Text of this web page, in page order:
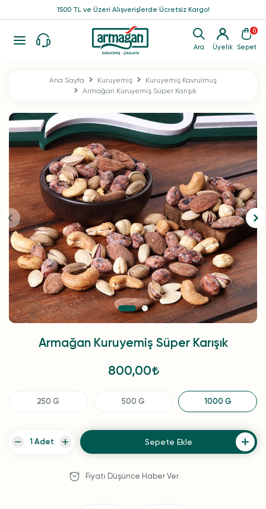
Ara Üyelik
0
Sepet
1500 TL ve Üzeri Alışverişlerde Ücretsiz Kargo!
Ana Sayfa Kuruyemiş
Kuruyemiş Kavrulmuş
Armağan Kuruyemiş Süper Karışık
Armağan Kuruyemiş Süper Karışık
800,00
250 G 500 G 1000 G
Sepete Ekle
Fiyatı Düşünce Haber Ver